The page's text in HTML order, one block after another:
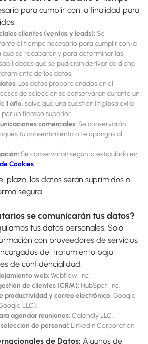
para cumplir con la finalidad para
clientes (ventas y leads): Se
el tiempo necesario para cumplir con la
se recabaron y para determinar las
que se pudieran derivar de dicha
de los datos.
Los datos proporcionados en el
de selección se conservarán durante un
1 año, salvo que una cuestión litigiosa exija
un tiempo superior.
comerciales: Se conservarán
tu consentimiento o te opongas al
Se conservarán según lo estipulado en
Cookies
plazo, los datos serán suprimidos o
segura.
se comunicarán tus datos?
tus datos personales. Solo
con proveedores de servicios
del tratamiento bajo
de confidencialidad.
web: Webflow, Inc.
de clientes (CRM): HubSpot, Inc.
productividad y correo electrónico: Google
LLC).
agendar reuniones: Calendly LLC.
de personal: LinkedIn Corporation.
de Datos: Algunos de